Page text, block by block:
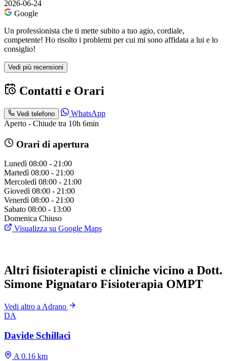
2026-06-24
Google
Un professionista che ti mette subito a tuo agio, cordiale,
competente! Ho risolto i problemi per cui mi sono affidata a lui e lo
consiglio!
Vedi più recensioni
Contatti e Orari
Vedi telefono
WhatsApp
Aperto - Chiude tra 10h 6min
Orari di apertura
Lunedì 08:00 - 21:00
Martedì 08:00 - 21:00
Mercoledì 08:00 - 21:00
Giovedì 08:00 - 21:00
Venerdì 08:00 - 21:00
Sabato 08:00 - 13:00
Domenica Chiuso
Visualizza su Google Maps
Altri fisioterapisti e cliniche vicino a Dott.
Simone Pignataro Fisioterapia OMPT
Vedi altro a Adrano
DA
Davide Schillaci
A 0.16 km